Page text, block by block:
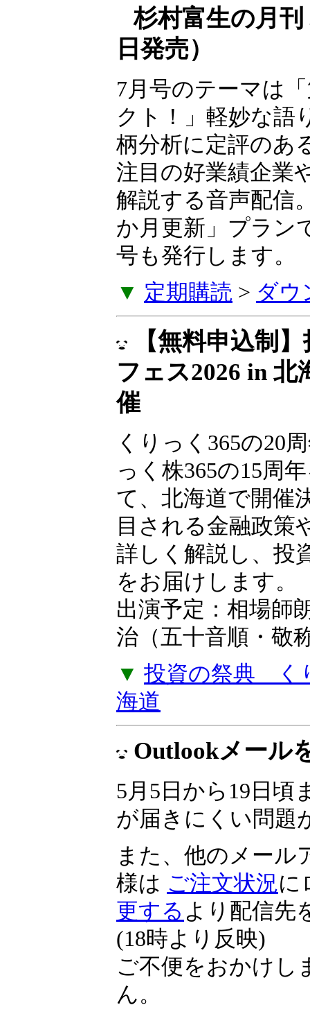
杉村富生の月
日発売）
7月号のテーマは
クト！」軽妙な語
柄分析に定評のあ
注目の好業績企業
解説する音声配信
か月更新」プラン
号も発行します。
▼ 定期購読 > ダウ
【無料申込制
フェス2026 in
催
くりっく365の20
っく株365の15周
て、北海道で開催
目される金融政策
詳しく解説し、投
をお届けします。
出演予定：相場師
治（五十音順・敬
▼ 投資の祭典 く
海道
Outlookメール
5月5日から19日頃
が届きにくい問題
また、他のメール
様は ご注文状況に
更する より配信先
(18時より反映)
ご不便をおかけし
ん。